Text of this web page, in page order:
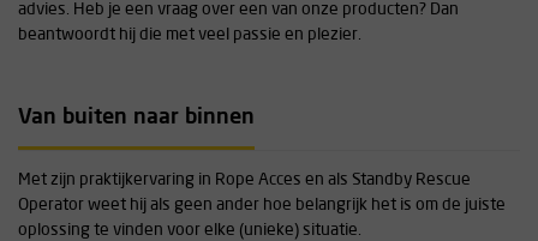
advies. Heb je een vraag over een van onze producten? Dan
beantwoordt hij die met veel passie en plezier.
Van buiten naar binnen
Met zijn praktijkervaring in Rope Acces en als Standby Rescue
Operator weet hij als geen ander hoe belangrijk het is om de juiste
oplossing te vinden voor elke (unieke) situatie.